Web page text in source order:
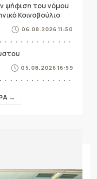
ψήφιση του νόμου
Κοινοβούλιο
06.08.2026 11:50
05.08.2026 16:59
→